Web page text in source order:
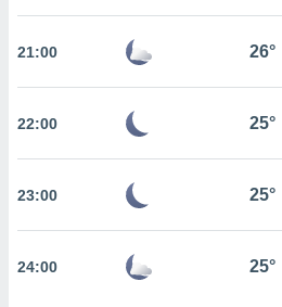
como
IP
en
a lo que
u
21:00 26°
22:00 25°
23:00 25°
24:00 25°